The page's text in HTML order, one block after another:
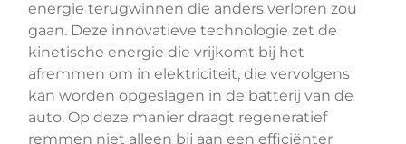
energie terugwinnen die anders verloren zou
gaan. Deze innovatieve technologie zet de
kinetische energie die vrijkomt bij het
afremmen om in elektriciteit, die vervolgens
kan worden opgeslagen in de batterij van de
auto. Op deze manier draagt regeneratief
remmen niet alleen bij aan een efficiënter